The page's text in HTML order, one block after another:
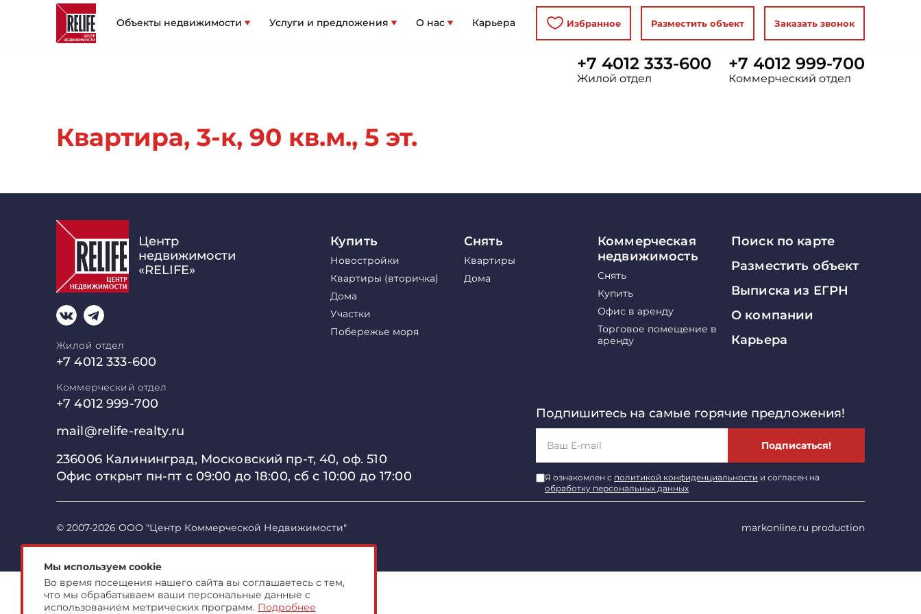
Объекты недвижимости Услуги и предложения О нас Карьера Избранное Разместить объект Заказать звонок
+7 4012 333-600
Жилой отдел
+7 4012 999-700
Коммерческий отдел
Квартира, 3-к, 90 кв.м., 5 эт.
Центр
недвижимости
«RELIFE»
Жилой отдел
+7 4012 333-600
Коммерческий отдел
+7 4012 999-700
mail@relife-realty.ru
236006 Калининград, Московский пр-т, 40, оф. 510
Офис открыт пн-пт с 09:00 до18:00, сб с 10:00 до 17:00
Купить
Новостройки
Квартиры (вторичка)
Дома
Участки
Побережье моря
Снять
Квартиры
Дома
Коммерческая
недвижимость
Снять
Купить
Офис в аренду
Торговое помещение в
аренду
Поиск по карте
Разместить объект
Выписка из ЕГРН
О компании
Карьера
© 2007-2026 ООО "Центр Коммерческой Недвижимости" markonline.ru production
Подпишитесь на самые горячие предложения!
Подписаться!
Я ознакомлен с политикой конфиденциальности и согласен на
обработку персональных данных
Мы используем cookie
Во время посещения нашего сайта вы соглашаетесь с тем,
что мы обрабатываем ваши персональные данные с
использованием метрических программ. Подробнее